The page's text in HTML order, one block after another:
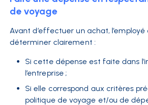
de voyage
Avant d’effectuer un achat, l’employé
déterminer clairement :
Si cette dépense est faite dans
l’entreprise ;
Si elle correspond aux critères
politique de voyage et/ou de